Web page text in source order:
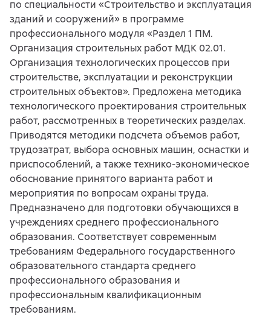
по специальности «Строительство и эксплуатация
зданий и сооружений» в программе
профессионального модуля «Раздел 1 ПМ.
Организация строительных работ МДК 02.01.
Организация технологических процессов при
строительстве, эксплуатации и реконструкции
строительных объектов». Предложена методика
технологического проектирования строительных
работ, рассмотренных в теоретических разделах.
Приводятся методики подсчета объемов работ,
трудозатрат, выбора основных машин, оснастки и
приспособлений, а также технико-экономическое
обоснование принятого варианта работ и
мероприятия по вопросам охраны труда.
Предназначено для подготовки обучающихся в
учреждениях среднего профессионального
образования. Соответствует современным
требованиям Федерального государственного
образовательного стандарта среднего
профессионального образования и
профессиональным квалификационным
требованиям.